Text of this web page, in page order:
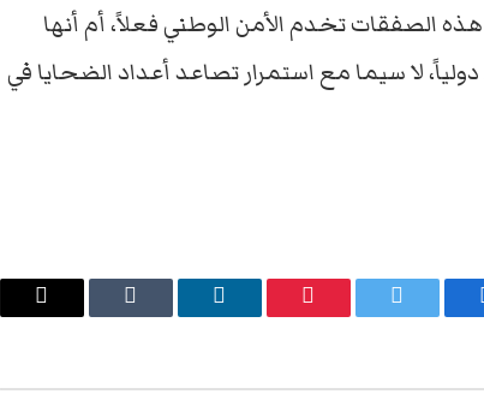
الصفقات تخدم الأمن الوطني فعلاً، أم أنها
لا سيما مع استمرار تصاعد أعداد الضحايا في
تويتر بينتيريست لينكدإن Tumblr
البريد